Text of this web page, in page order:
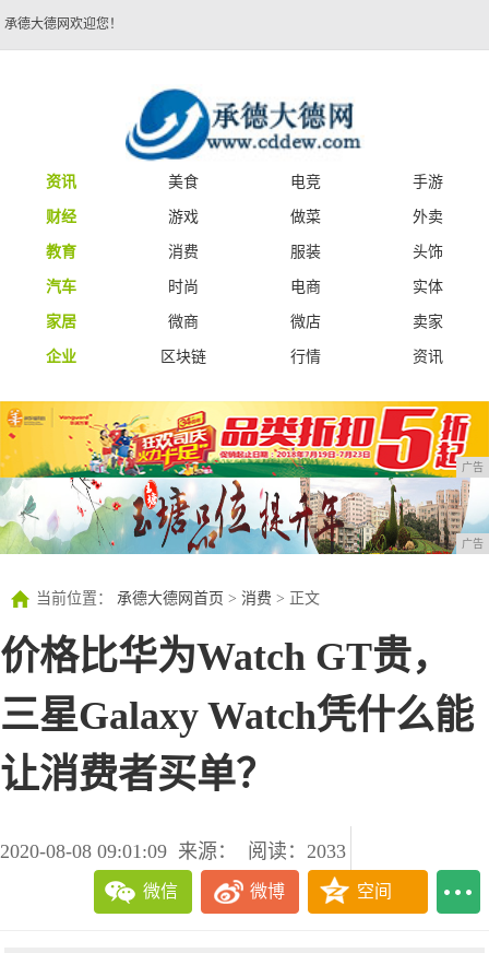
承德大德网欢迎您！
资讯 美食 电竞
手游
财经
游戏 做菜
外卖
教育
消费 服装
头饰
汽车
时尚 电商
实体
家居
微商 微店
卖家
企业
区块链 行情 资讯
广告
广告
当前位置： 承德大德网首页 > 消费 > 正文
价格比华为Watch GT贵，
三星Galaxy Watch凭什么能
让消费者买单？
2020-08-08 09:01:09 来源： 阅读：2033
微信 微博 空间